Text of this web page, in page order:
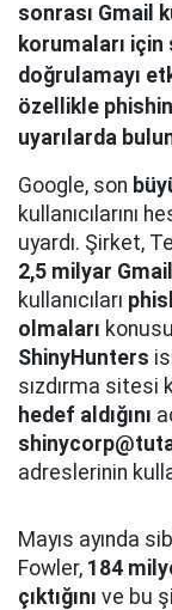
sonrası Gmail
korumaları
doğrulamayı
özellikle
uyarılarda
Google, son
kullanıcılarını
uyardı. Şirket,
2,5 milyar
kullanıcıları
olmaları
ShinyHunters
sızdırma sitesi
hedef aldığını
adreslerinin
Mayıs ayında
Fowler, 184
çıktığını ve bu